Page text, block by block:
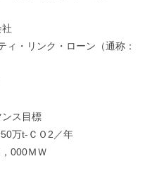
・リンク・ローン（通称：
ス目標
万t‐ＣＯ2／年
000ＭＷ